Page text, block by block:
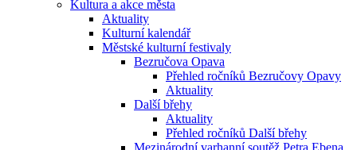
Kultura a akce města
Aktuality
Kulturní kalendář
Městské kulturní festivaly
Bezručova Opava
Přehled ročníků Bezručovy Opavy
Aktuality
Další břehy
Aktuality
Přehled ročníků Další břehy